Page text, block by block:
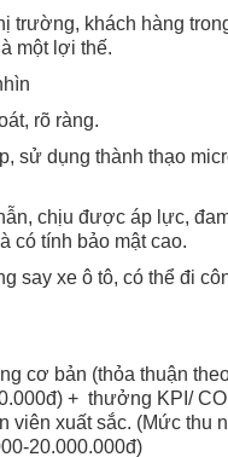
trường, khách hàng
một lợi thế.
rõ ràng.
sử dụng thành thạo
chịu được áp lực,
có tính bảo mật cao.
say xe ô tô, có thể đi
cơ bản (thỏa thuận
+ thưởng KPI/
viên xuất sắc. (Mức thu
20.000.000đ)